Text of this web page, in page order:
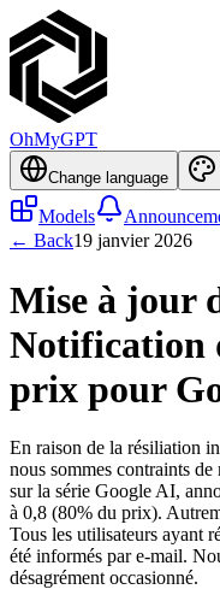
OhMyGPT
Change language
Models
← Back19 janvier 2026
Mise à jour
Notification
prix pour
En raison de la résiliation
nous sommes contraints
sur la série Google AI,
à 0,8 (80% du prix).
Tous les utilisateurs ayant
été informés par e-mail.
désagrément occasionné.